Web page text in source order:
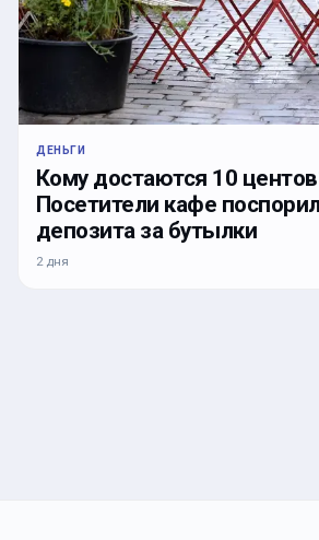
ДЕНЬГИ
Кому достаются 10
Посетители кафе
депозита за бутылки
2 дня